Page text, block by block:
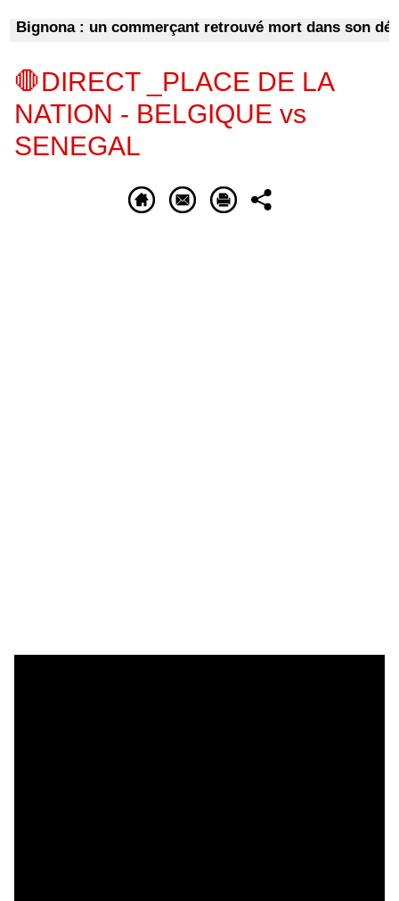
: un commerçant retrouvé mort dans son dépôt
🛑DIRECT _PLACE DE LA
NATION - BELGIQUE vs
SENEGAL